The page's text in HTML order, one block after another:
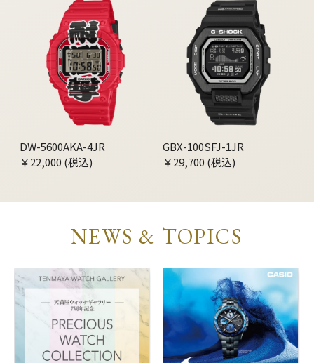
DW-5600AKA-4JR
￥22,000 (税込)
GBX-100SFJ-1JR
￥29,700 (税込)
NEWS & TOPICS